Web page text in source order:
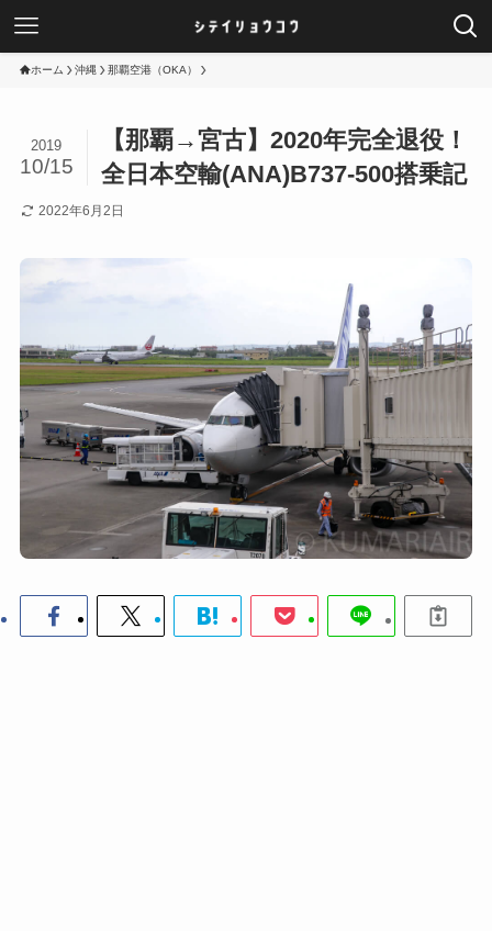
ホーム 沖縄 那覇空港（OKA）
【那覇→宮古】2020年完全退役！
全日本空輸(ANA)B737-500搭乗記
2019
10/15
2022年6月2日